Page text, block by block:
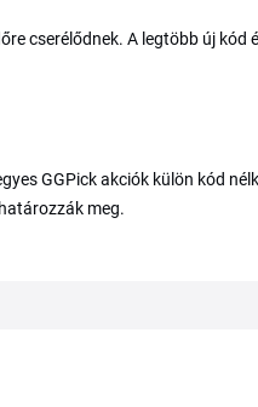
cserélődnek. A legtöbb új kód
GGPick akciók külön kód
meg.